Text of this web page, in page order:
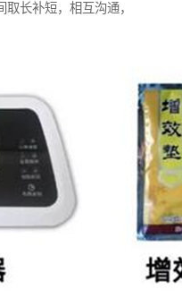
长补短，相互沟通，